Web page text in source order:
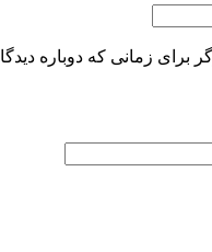
برای زمانی که دوباره